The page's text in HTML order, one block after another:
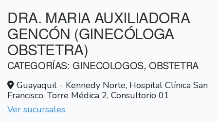
DRA. MARIA AUXILIADORA
GENCÓN (GINECÓLOGA
OBSTETRA)
CATEGORÍAS: GINECOLOGOS, OBSTETRA
Guayaquil - Kennedy Norte, Hospital Clínica San
Francisco. Torre Médica 2, Consultorio 01
Ver sucursales